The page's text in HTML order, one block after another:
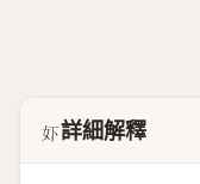
𫰈詳細解釋